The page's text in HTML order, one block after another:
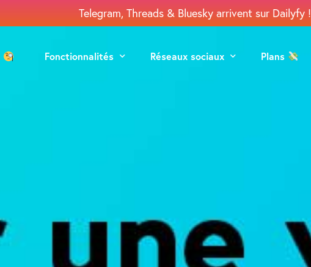
Telegram, Threads & Bluesky arrivent sur Dailyfy !
Fonctionnalités Réseaux sociaux Plans